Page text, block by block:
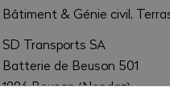
Bâtiment & Génie civil,
SD Transports SA
Batterie de Beuson 501
1996 Beuson (Nendaz)